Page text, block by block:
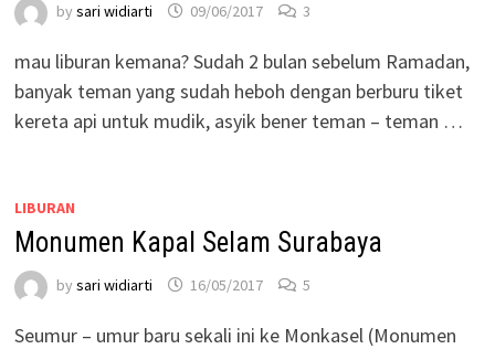
by sari widiarti 09/06/2017 3
mau liburan kemana? Sudah 2 bulan sebelum Ramadan,
banyak teman yang sudah heboh dengan berburu tiket
kereta api untuk mudik, asyik bener teman – teman …
LIBURAN
Monumen Kapal Selam Surabaya
by sari widiarti 16/05/2017 5
Seumur – umur baru sekali ini ke Monkasel (Monumen